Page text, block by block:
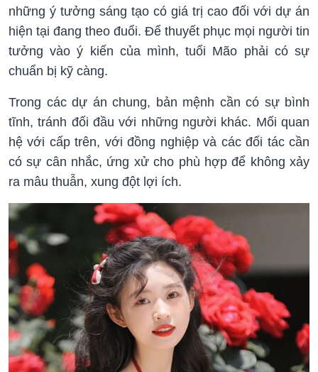
những ý tưởng sáng tạo có giá trị cao đối với dự án
hiện tại đang theo đuổi. Để thuyết phục mọi người tin
tưởng vào ý kiến của mình, tuổi Mão phải có sự
chuẩn bị kỹ càng.
Trong các dự án chung, bản mệnh cần có sự bình
tĩnh, tránh đối đầu với những người khác. Mối quan
hệ với cấp trên, với đồng nghiệp và các đối tác cần
có sự cân nhắc, ứng xử cho phù hợp để không xảy
ra mâu thuẫn, xung đột lợi ích.